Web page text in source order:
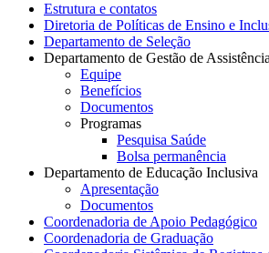
Estrutura e contatos
Diretoria de Políticas de Ensino e
Departamento de Seleção
Departamento de Gestão de
Equipe
Benefícios
Documentos
Programas
Pesquisa Saúde
Bolsa permanência
Departamento de Educação Inclusiva
Apresentação
Documentos
Coordenadoria de Apoio Pedagógico
Coordenadoria de Graduação